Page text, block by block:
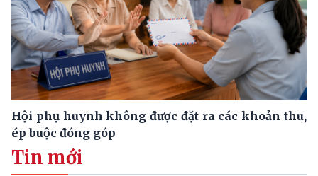
Hội phụ huynh không được đặt ra các khoản thu,
ép buộc đóng góp
Tin mới